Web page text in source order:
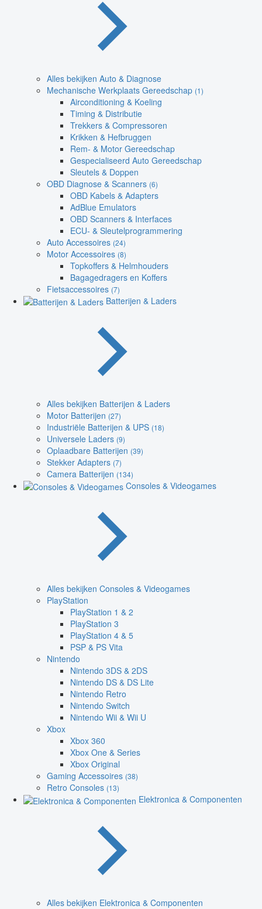
Alles bekijken Auto & Diagnose
Mechanische Werkplaats Gereedschap (1)
Airconditioning & Koeling
Timing & Distributie
Trekkers & Compressoren
Krikken & Hefbruggen
Rem- & Motor Gereedschap
Gespecialiseerd Auto Gereedschap
Sleutels & Doppen
OBD Diagnose & Scanners (6)
OBD Kabels & Adapters
AdBlue Emulators
OBD Scanners & Interfaces
ECU- & Sleutelprogrammering
Auto Accessoires (24)
Motor Accessoires (8)
Topkoffers & Helmhouders
Bagagedragers en Koffers
Fietsaccessoires (7)
Batterijen & Laders
Alles bekijken Batterijen & Laders
Motor Batterijen (27)
Industriële Batterijen & UPS (18)
Universele Laders (9)
Oplaadbare Batterijen (39)
Stekker Adapters (7)
Camera Batterijen (134)
Consoles & Videogames
Alles bekijken Consoles & Videogames
PlayStation
PlayStation 1 & 2
PlayStation 3
PlayStation 4 & 5
PSP & PS Vita
Nintendo
Nintendo 3DS & 2DS
Nintendo DS & DS Lite
Nintendo Retro
Nintendo Switch
Nintendo Wii & Wii U
Xbox
Xbox 360
Xbox One & Series
Xbox Original
Gaming Accessoires (38)
Retro Consoles (13)
Elektronica & Componenten
Alles bekijken Elektronica & Componenten